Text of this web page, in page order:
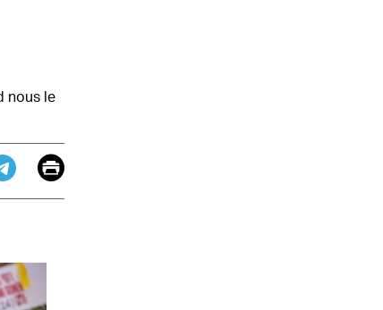
nous le
EmailPrint